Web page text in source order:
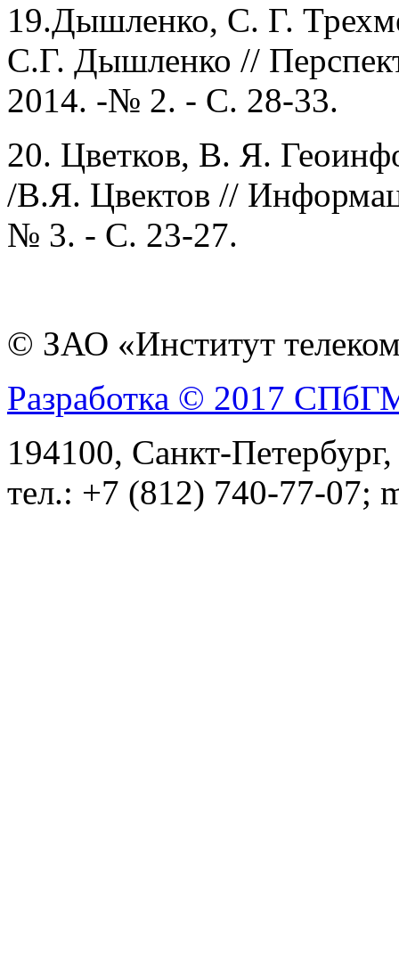
19.Дышленко, С. Г.
С.Г. Дышленко //
2014. -№ 2. - С. 28-33.
20. Цветков, В. Я.
/B.Я. Цвектов //
№ 3. - С. 23-27.
© ЗАО «Институт
Разработка © 2017
194100, Санкт-
тел.: +7 (812) 740-77-07;